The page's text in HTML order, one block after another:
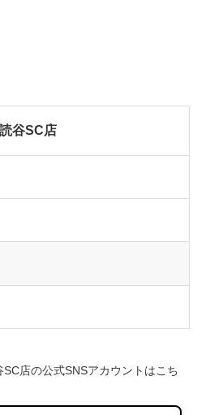
谷SC店
店の公式SNSアカウントはこち